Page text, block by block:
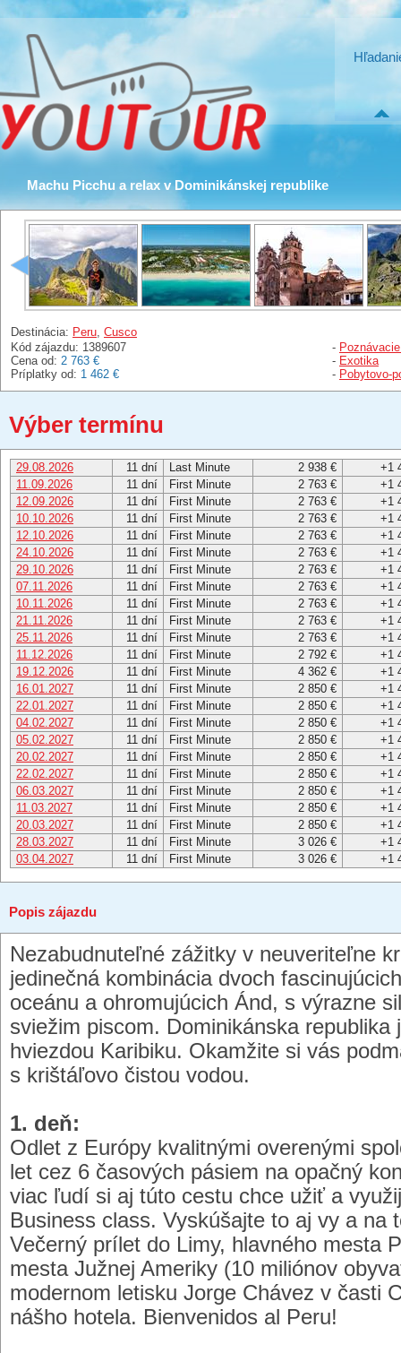
Machu Picchu a relax v Dominikánskej republike
Destinácia: Peru, Cusco
Kód zájazdu: 1389607
Cena od: 2 763 €
Príplatky od: 1 462 €
-
- Exotika
- Pobytovo-
Výber termínu
29.08.2026 11 dní Last Minute 2 938 €
+1
11.09.2026
11 dní First Minute 2 763 €
+1
12.09.2026
11 dní First Minute 2 763 €
+1
10.10.2026
11 dní First Minute 2 763 €
+1
12.10.2026
11 dní First Minute 2 763 €
+1
24.10.2026
11 dní First Minute 2 763 €
+1
29.10.2026
11 dní First Minute 2 763 €
+1
07.11.2026
11 dní First Minute 2 763 €
+1
10.11.2026
11 dní First Minute 2 763 €
+1
21.11.2026
11 dní First Minute 2 763 €
+1
25.11.2026
11 dní First Minute 2 763 €
+1
11.12.2026
11 dní First Minute 2 792 €
+1
19.12.2026
11 dní First Minute 4 362 €
+1
16.01.2027
11 dní First Minute 2 850 €
+1
22.01.2027
11 dní First Minute 2 850 €
+1
04.02.2027
11 dní First Minute 2 850 €
+1
05.02.2027
11 dní First Minute 2 850 €
+1
20.02.2027
11 dní First Minute 2 850 €
+1
22.02.2027
11 dní First Minute 2 850 €
+1
06.03.2027
11 dní First Minute 2 850 €
+1
11.03.2027
11 dní First Minute 2 850 €
+1
20.03.2027
11 dní First Minute 2 850 €
+1
28.03.2027
11 dní First Minute 3 026 €
+1
03.04.2027
11 dní First Minute 3 026 € +1
Popis zájazdu
Nezabudnuteľné zážitky v neuveriteľne
jedinečná kombinácia dvoch
oceánu a ohromujúcich Ánd, s výrazne
sviežim piscom. Dominikánska republika
hviezdou Karibiku. Okamžite si vás
s krištáľovo čistou vodou.
1. deň:
Odlet z Európy kvalitnými overenými
let cez 6 časových pásiem na opačný
viac ľudí si aj túto cestu chce užiť a
Business class. Vyskúšajte to aj vy a na
Večerný prílet do Limy, hlavného mesta
mesta Južnej Ameriky (10 miliónov
modernom letisku Jorge Chávez v časti
nášho hotela. Bienvenidos al Peru!